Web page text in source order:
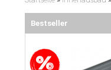
Bestseller